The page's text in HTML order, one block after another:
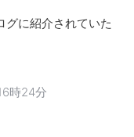
グに紹介されていた
時24分